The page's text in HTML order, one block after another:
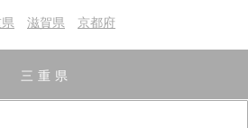
滋賀県 京都府
三重県